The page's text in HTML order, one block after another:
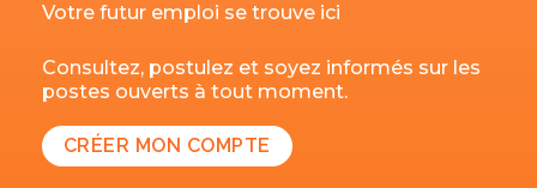
Votre futur emploi se trouve ici
Consultez, postulez et soyez informés sur les
postes ouverts à tout moment.
CRÉER MON COMPTE